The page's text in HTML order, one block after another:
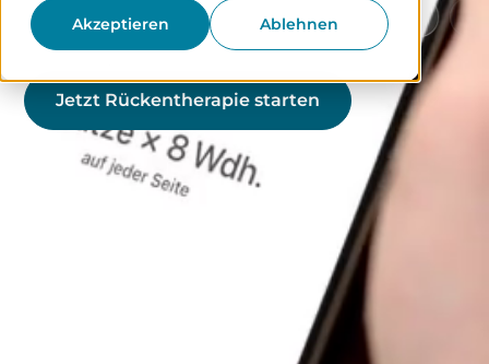
Akzeptieren Ablehnen
Schutz von Gesundheitsdaten
Jetzt Rückentherapie starten